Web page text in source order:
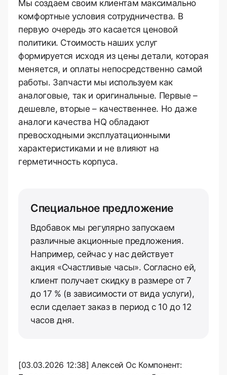
Мы создаем своим клиентам максимально
комфортные условия сотрудничества. В
первую очередь это касается ценовой
политики. Стоимость наших услуг
формируется исходя из цены детали, которая
меняется, и оплаты непосредственно самой
работы. Запчасти мы используем как
аналоговые, так и оригинальные. Первые –
дешевле, вторые – качественнее. Но даже
аналоги качества HQ обладают
превосходными эксплуатационными
характеристиками и не влияют на
герметичность корпуса.
Специальное предложение
Вдобавок мы регулярно запускаем
различные акционные предложения.
Например, сейчас у нас действует
акция «Счастливые часы». Согласно ей,
клиент получает скидку в размере от 7
до 17 % (в зависимости от вида услуги),
если сделает заказ в период с 10 до 12
часов дня.
[03.03.2026 12:38] Алексей Ос Компонент: